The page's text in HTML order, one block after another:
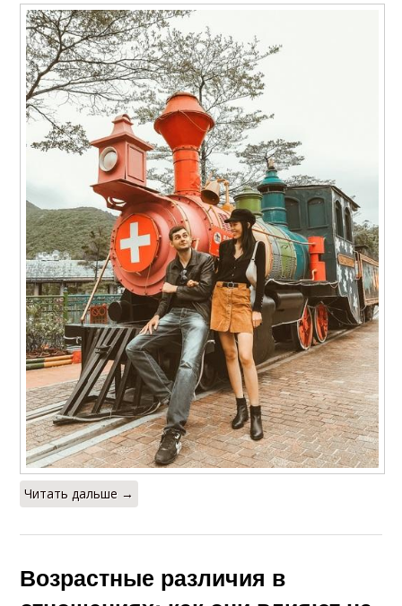
Читать дальше →
Возрастные различия в